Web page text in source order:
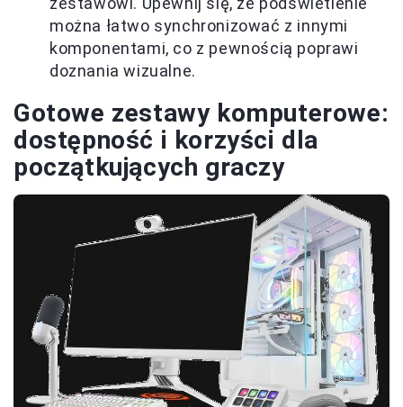
można łatwo synchronizować z innymi
komponentami, co z pewnością poprawi
doznania wizualne.
Gotowe zestawy komputerowe:
dostępność i korzyści dla
początkujących graczy